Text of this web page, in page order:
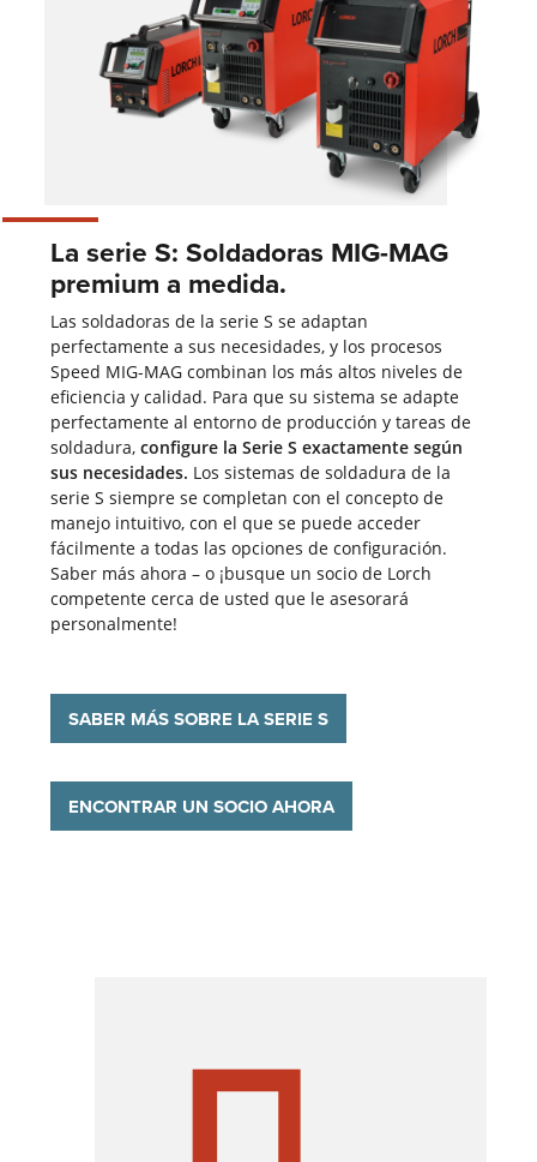
La serie S: Soldadoras MIG-MAG
premium a medida.
Las soldadoras de la serie S se adaptan
perfectamente a sus necesidades, y los procesos
Speed MIG-MAG combinan los más altos niveles de
eficiencia y calidad. Para que su sistema se adapte
perfectamente al entorno de producción y tareas de
soldadura, configure la Serie S exactamente según
sus necesidades. Los sistemas de soldadura de la
serie S siempre se completan con el concepto de
manejo intuitivo, con el que se puede acceder
fácilmente a todas las opciones de configuración.
Saber más ahora – o ¡busque un socio de Lorch
competente cerca de usted que le asesorará
personalmente!
SABER MÁS SOBRE LA SERIE S
ENCONTRAR UN SOCIO AHORA